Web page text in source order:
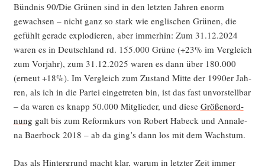
Bünd­nis 90/Die Grü­nen sind in den letz­ten Jah­ren enorm
gewach­sen – nicht ganz so stark wie eng­li­schen Grü­nen, die
gefühlt gera­de explo­die­ren, aber immer­hin: Zum 31.12.2024
waren es in Deutsch­land rd. 155.000 Grü­ne (+23% im Ver­gleich
zum Vor­jahr), zum 31.12.2025 waren es dann über 180.000
(erneut +18%). Im Ver­gleich zum Zustand Mit­te der 1990er Jah­
ren, als ich in die Par­tei ein­ge­tre­ten bin, ist das fast unvor­stell­bar
– da waren es knapp 50.000 Mit­glie­der, und die­se Grö­ßen­ord­
nung galt bis zum Reform­kurs von Robert Habeck und Anna­le­
na Baer­bock 2018 – ab da ging’s dann los mit dem Wachstum.
Das als Hin­ter­grund macht klar, war­um in letz­ter Zeit immer